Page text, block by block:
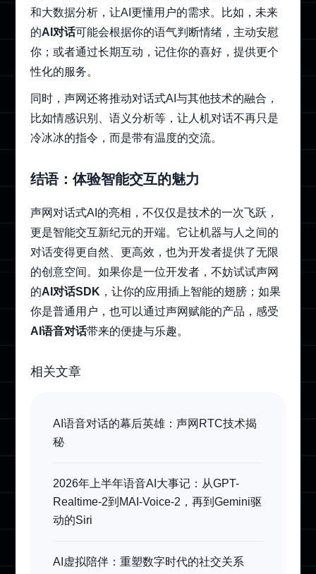
和大数据分析，让AI更懂用户的需求。比如，未来
的AI对话可能会根据你的语气判断情绪，主动安慰
你；或者通过长期互动，记住你的喜好，提供更个
性化的服务。
同时，声网还将推动对话式AI与其他技术的融合，
比如情感识别、语义分析等，让人机对话不再只是
冷冰冰的指令，而是带有温度的交流。
结语：体验智能交互的魅力
声网对话式AI的亮相，不仅仅是技术的一次飞跃，
更是智能交互新纪元的开端。它让机器与人之间的
对话变得更自然、更高效，也为开发者提供了无限
的创意空间。如果你是一位开发者，不妨试试声网
的AI对话SDK ，让你的应用插上智能的翅膀；如果
你是普通用户，也可以通过声网赋能的产品，感受
AI语音对话带来的便捷与乐趣。
相关文章
AI语音对话的幕后英雄：声网RTC技术揭
秘
2026年上半年语音AI大事记：从GPT-
Realtime-2到MAI-Voice-2，再到Gemini驱
动的Siri
AI虚拟陪伴：重塑数字时代的社交关系